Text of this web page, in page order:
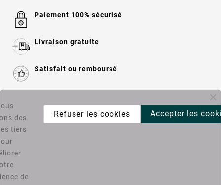
Paiement 100% sécurisé
Livraison gratuite
Satisfait ou remboursé
Informations 
Catégories
des
tiers
de
Accepter les
Refuser les cookies